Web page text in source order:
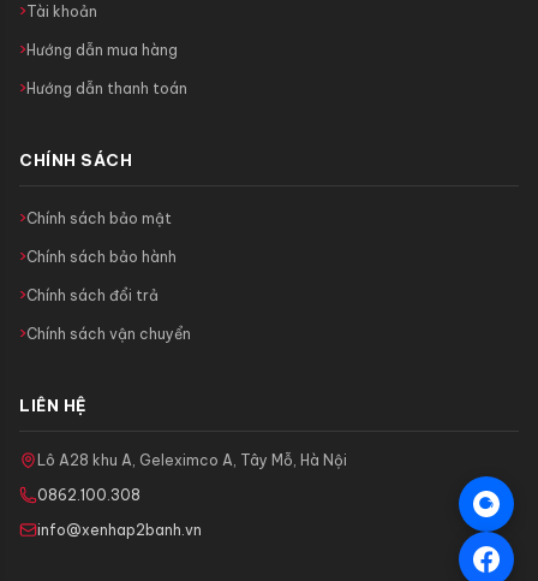
Tài khoản
Hướng dẫn mua hàng
Hướng dẫn thanh toán
CHÍNH SÁCH
Chính sách bảo mật
Chính sách bảo hành
Chính sách đổi trả
Chính sách vận chuyển
LIÊN HỆ
Lô A28 khu A, Geleximco A, Tây Mỗ, Hà Nội
0862.100.308
info@xenhap2banh.vn